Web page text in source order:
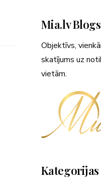
Mia.lv Blogs
Objektīvs,
skatījums uz
vietām.
Kategorijas